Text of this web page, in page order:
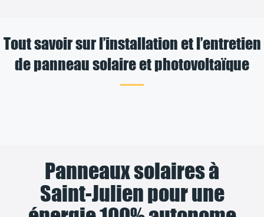
Tout savoir sur l’installation et l’entretien
de panneau solaire et photovoltaïque
Panneaux solaires à
Saint-Julien pour une